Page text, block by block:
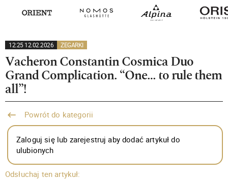
12:25 12.02.2026 ZEGARKI
Vacheron Constantin Cosmica Duo
Grand Complication. “One… to rule them
all”!
Powrót do kategorii
Zaloguj się lub zarejestruj aby dodać artykuł do
ulubionych
Odsłuchaj ten artykuł: